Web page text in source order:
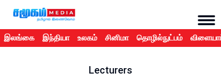
இலங்கை இந்தியா உலகம் சினிமா தொழில்நுட்பம்
Lecturers